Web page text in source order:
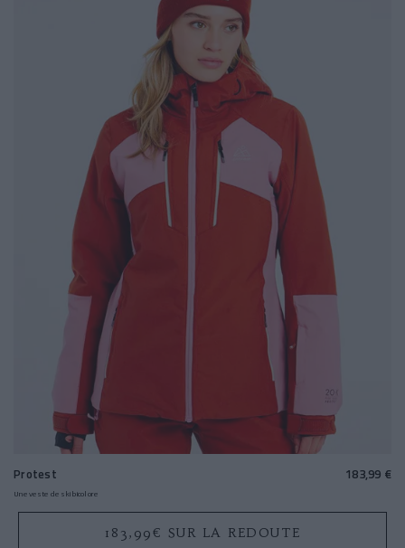
Protest 183,99 €
Une veste de ski bicolore
183,99€ SUR LA REDOUTE